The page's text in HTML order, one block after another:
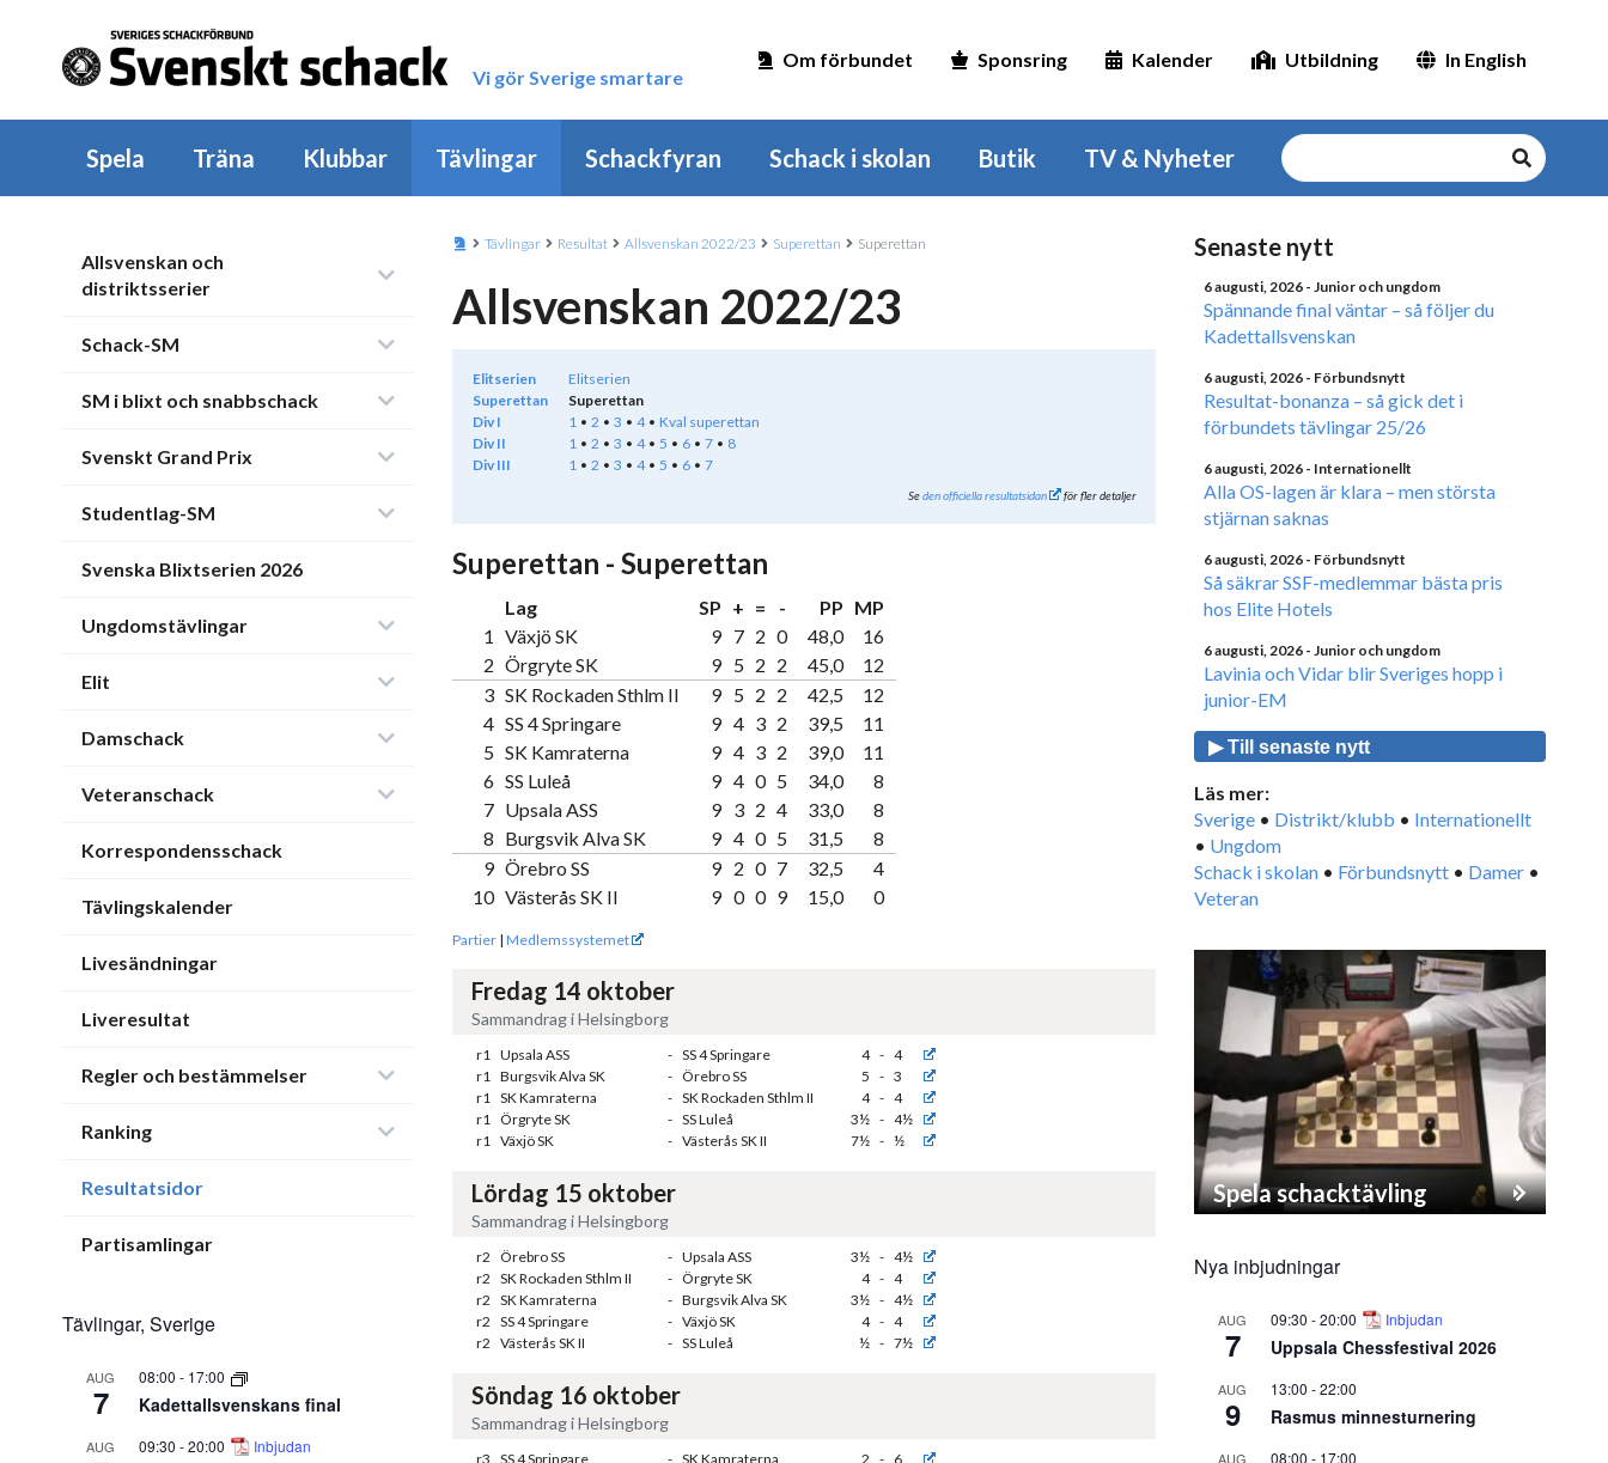
Vi gör Sverige smartare
Om förbundet Sponsring Kalender Utbildning In English
Spela Träna Klubbar Tävlingar Schackfyran Schack i skolan Butik TV & Nyheter
Allsvenskan och
distriktsserier
Schack-SM
SM i blixt och snabbschack
Svenskt Grand Prix
Studentlag-SM
Svenska Blixtserien 2026
Ungdomstävlingar
Elit
Damschack
Veteranschack
Korrespondensschack
Tävlingskalender
Livesändningar
Liveresultat
Regler och bestämmelser
Ranking
Resultatsidor
Partisamlingar
Tävlingar, Sverige
AUG
7
08:00 - 17:00
Kadettallsvenskans final
AUG 09:30 -20:00 Inbjudan
Tävlingar Resultat Allsvenskan 2022/23 Superettan Superettan
Allsvenskan 2022/23
Elitserien
Elitserien
Superettan
Superettan
Div I
1 2 3 4
Kval superettan
Div II
1 2 3 4 5 6 7
8
Div III
1 2 3 4 5 6 7
Seden officiella resultatsidan för fler detaljer
Superettan - Superettan
Lag SP + = - PP MP
1 Växjö SK 9 7 2 0 48,0
16
2 Örgryte SK 9 5 2 2 45,0
12
3 SK Rockaden Sthlm II 9 5 2 2 42,5
12
4 SS 4 Springare 9 4 3 2 39,5
11
5 SK Kamraterna 9 4 3 2 39,0
11
6 SS Luleå 9 4 0 5 34,0
8
7 Upsala ASS 9 3 2 4 33,0
8
8 Burgsvik Alva SK 9 4 0 5 31,5
8
9 Örebro SS 9 2 0 7 32,5
4
10 Västerås SK II 9 0 0 9 15,0 0
Partier | Medlemssystemet
Fredag 14 oktober
Sammandrag i Helsingborg
r1 Upsala ASS - SS 4 Springare 4 - 4
r1 Burgsvik Alva SK - Örebro SS 5 - 3
r1 SK Kamraterna - SK Rockaden Sthlm II 4 - 4
r1 Örgryte SK - SS Luleå 3½ - 4½
r1 Växjö SK - Västerås SK II 7½ - ½
Lördag 15 oktober
Sammandrag i Helsingborg
r2 Örebro SS - Upsala ASS 3½ - 4½
r2 SK Rockaden Sthlm II - Örgryte SK 4 - 4
r2 SK Kamraterna - Burgsvik Alva SK 3½ - 4½
r2 SS 4 Springare - Växjö SK 4 - 4
r2 Västerås SK II - SS Luleå ½ - 7½
Söndag 16 oktober
Sammandrag i Helsingborg
r3 SS 4 Springare - SK Kamraterna 2 - 6
Senaste nytt
6 augusti, 2026 - Junior och ungdom
Spännande final väntar – så följer du
Kadettallsvenskan
6 augusti, 2026 - Förbundsnytt
Resultat-bonanza – så gick det i
förbundets tävlingar 25/26
6 augusti, 2026 - Internationellt
Alla OS-lagen är klara – men största
stjärnan saknas
6 augusti, 2026 - Förbundsnytt
Så säkrar SSF-medlemmar bästa pris
hos Elite Hotels
6 augusti, 2026 - Junior och ungdom
Lavinia och Vidar blir Sveriges hopp i
junior-EM
▶ Till senaste nytt
Läs mer:
Sverige • Distrikt/klubb • Internationellt
• Ungdom
Schack i skolan • Förbundsnytt • Damer •
Veteran
Spela schacktävling
Nya inbjudningar
AUG
7
09:30 -20:00 Inbjudan
Uppsala Chessfestival 2026
AUG
9
13:00 -22:00
Rasmus minnesturnering
AUG 08:00 - 17:00